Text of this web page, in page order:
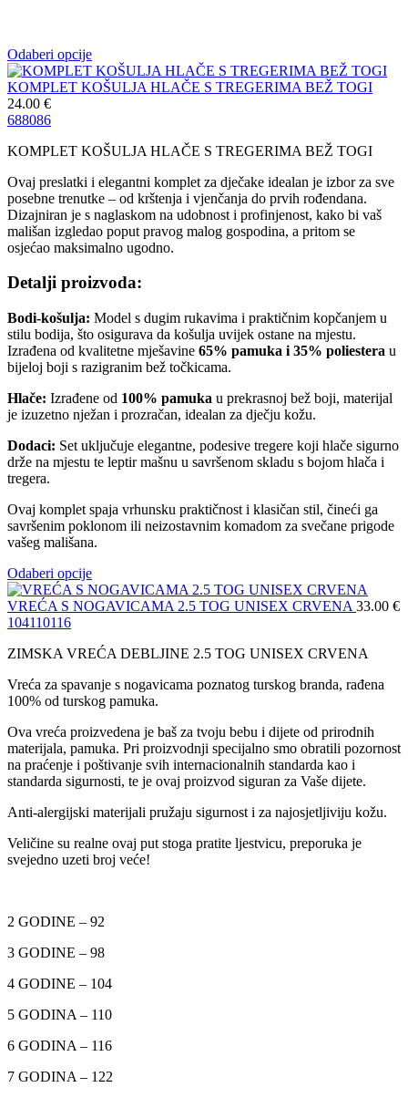
Odaberi opcije
KOMPLET KOŠULJA HLAČE S TREGERIMA BEŽ TOGI
24.00 €
688086
KOMPLET KOŠULJA HLAČE S TREGERIMA BEŽ TOGI
Ovaj preslatki i elegantni komplet za dječake idealan je izbor za sve
posebne trenutke – od krštenja i vjenčanja do prvih rođendana.
Dizajniran je s naglaskom na udobnost i profinjenost, kako bi vaš
mališan izgledao poput pravog malog gospodina, a pritom se
osjećao maksimalno ugodno.
Detalji proizvoda:
Bodi-košulja: Model s dugim rukavima i praktičnim kopčanjem u
stilu bodija, što osigurava da košulja uvijek ostane na mjestu.
Izrađena od kvalitetne mješavine 65% pamuka i 35% poliestera u
bijeloj boji s razigranim bež točkicama.
Hlače: Izrađene od 100% pamuka u prekrasnoj bež boji, materijal
je izuzetno nježan i prozračan, idealan za dječju kožu.
Dodaci: Set uključuje elegantne, podesive tregere koji hlače sigurno
drže na mjestu te leptir mašnu u savršenom skladu s bojom hlača i
tregera.
Ovaj komplet spaja vrhunsku praktičnost i klasičan stil, čineći ga
savršenim poklonom ili neizostavnim komadom za svečane prigode
vašeg mališana.
Odaberi opcije
VREĆA S NOGAVICAMA 2.5 TOG UNISEX CRVENA 33.00 €
104110116
ZIMSKA VREĆA DEBLJINE 2.5 TOG UNISEX CRVENA
Vreća za spavanje s nogavicama poznatog turskog branda, rađena
100% od turskog pamuka.
Ova vreća proizvedena je baš za tvoju bebu i dijete od prirodnih
materijala, pamuka. Pri proizvodnji specijalno smo obratili pozornost
na praćenje i poštivanje svih internacionalnih standarda kao i
standarda sigurnosti, te je ovaj proizvod siguran za Vaše dijete.
Anti-alergijski materijali pružaju sigurnost i za najosjetljiviju kožu.
Veličine su realne ovaj put stoga pratite ljestvicu, preporuka je
svejedno uzeti broj veće!
2 GODINE – 92
3 GODINE – 98
4 GODINE – 104
5 GODINA – 110
6 GODINA – 116
7 GODINA – 122